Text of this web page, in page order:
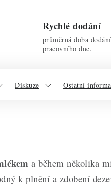
Rychlé dodání
průměrná doba
pracovního dne.
Diskuze Ostatní
a během několika
k plnění a zdobení